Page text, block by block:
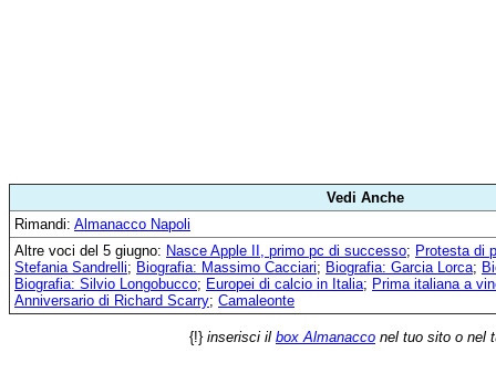
Vedi Anche
Rimandi: Almanacco Napoli
Altre voci del 5 giugno: Nasce Apple II, primo pc di successo; Protesta di
Stefania Sandrelli; Biografia: Massimo Cacciari; Biografia: Garcia Lorca;
Biografia: Silvio Longobucco; Europei di calcio in Italia; Prima italiana a
Anniversario di Richard Scarry; Camaleonte
{!} inserisci il box Almanacco nel tuo sito o nel